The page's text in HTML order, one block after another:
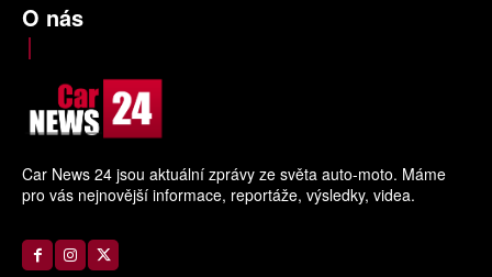
O nás
Car News 24 jsou aktuální zprávy ze světa auto-moto. Máme
pro vás nejnovější informace, reportáže, výsledky, videa.